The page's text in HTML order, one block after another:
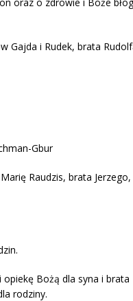
Gajda i Rudek, brata
Gbur
Raudzis, brata
Bożą dla syna i brata
rodziny.